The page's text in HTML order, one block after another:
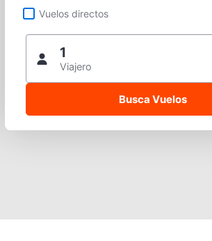
Vuelos directos
1
Viajero